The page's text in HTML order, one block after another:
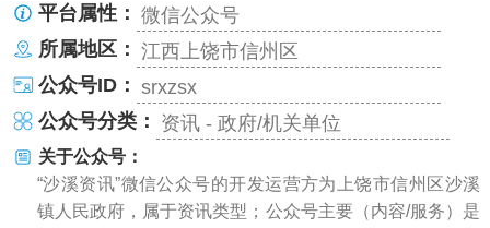
平台属性： 微信公众号
所属地区： 江西上饶市信州区
公众号ID： srxzsx
公众号分类： 资讯 - 政府/机关单位
关于公众号：
“沙溪资讯”微信公众号的开发运营方为上饶市信州区沙溪
镇人民政府，属于资讯类型；公众号主要（内容/服务）是